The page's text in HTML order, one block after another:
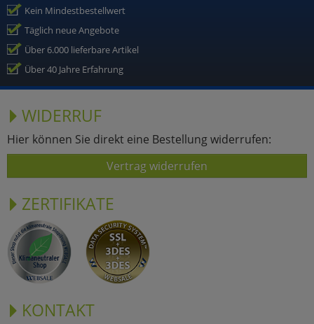
Kein Mindestbestellwert
Täglich neue Angebote
Über 6.000 lieferbare Artikel
Über 40 Jahre Erfahrung
WIDERRUF
Hier können Sie direkt eine Bestellung widerrufen:
Vertrag widerrufen
ZERTIFIKATE
KONTAKT